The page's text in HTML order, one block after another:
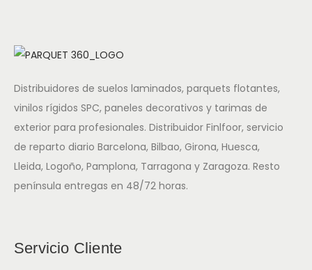
Distribuidores de suelos laminados, parquets flotantes,
vinilos rígidos SPC, paneles decorativos y tarimas de
exterior para profesionales. Distribuidor Finlfoor, servicio
de reparto diario Barcelona, Bilbao, Girona, Huesca,
Lleida, Logoño, Pamplona, Tarragona y Zaragoza. Resto
península entregas en 48/72 horas.
Servicio Cliente